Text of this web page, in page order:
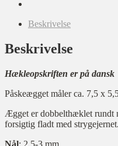
Beskrivelse
Beskrivelse
Hækleopskriften er på dansk
Påskeægget måler ca. 7,5 x
Ægget er dobbelthæklet rundt
forsigtig fladt med